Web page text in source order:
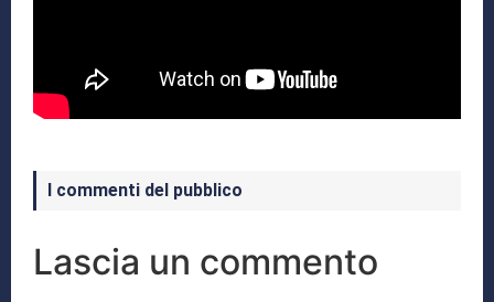
I commenti del pubblico
Lascia un commento